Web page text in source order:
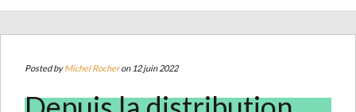
Posted byMichel Rocheron 12 juin 2022